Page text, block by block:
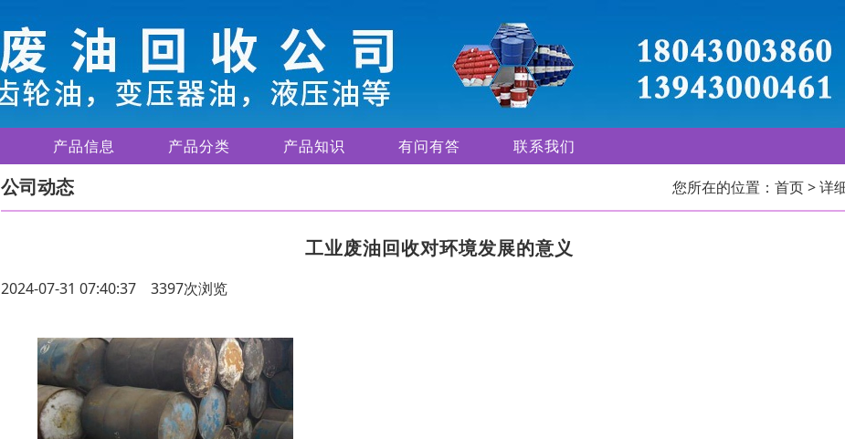
产品信息 产品分类 产品知识 有问有答 联系我们
公司动态 您所在的位置： 首页> 详
工业废油回收对环境发展的意义
2024-07-31 07:40:37 3397次浏览